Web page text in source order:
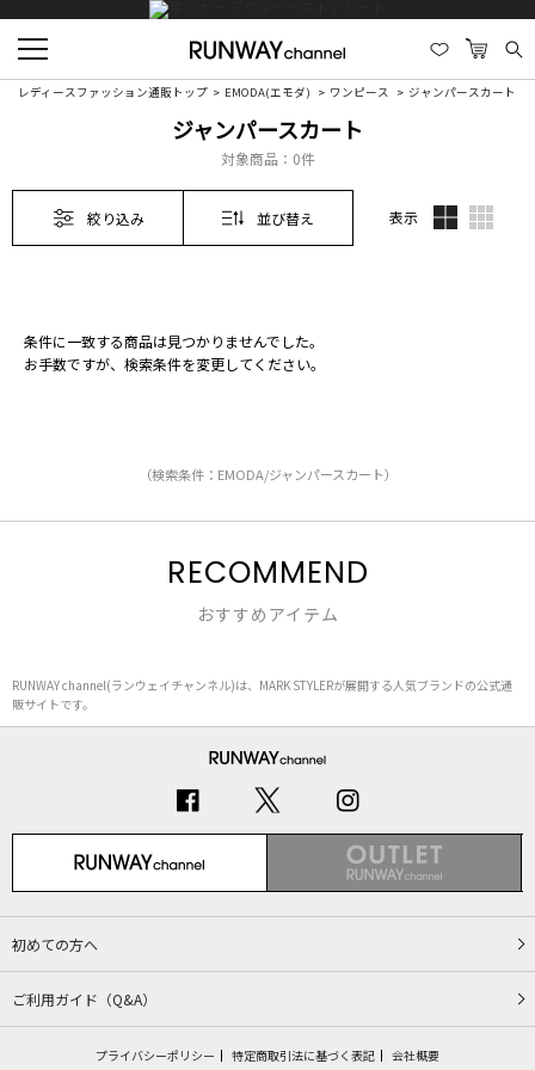
レディースファッション通販トップ EMODA(エモダ) ワンピース ジャンパースカート
ジャンパースカート
対象商品： 0件
絞り込み 並び替え 表示
条件に一致する商品は見つかりませんでした。
お手数ですが、検索条件を変更してください。
（検索条件：EMODA/ジャンパースカート）
RECOMMEND
おすすめアイテム
RUNWAY channel(ランウェイチャンネル)は、MARK STYLERが展開する人気ブランドの公式通
販サイトです。
初めての方へ
ご利用ガイド（Q&A）
プライバシーポリシー 特定商取引法に基づく表記 会社概要